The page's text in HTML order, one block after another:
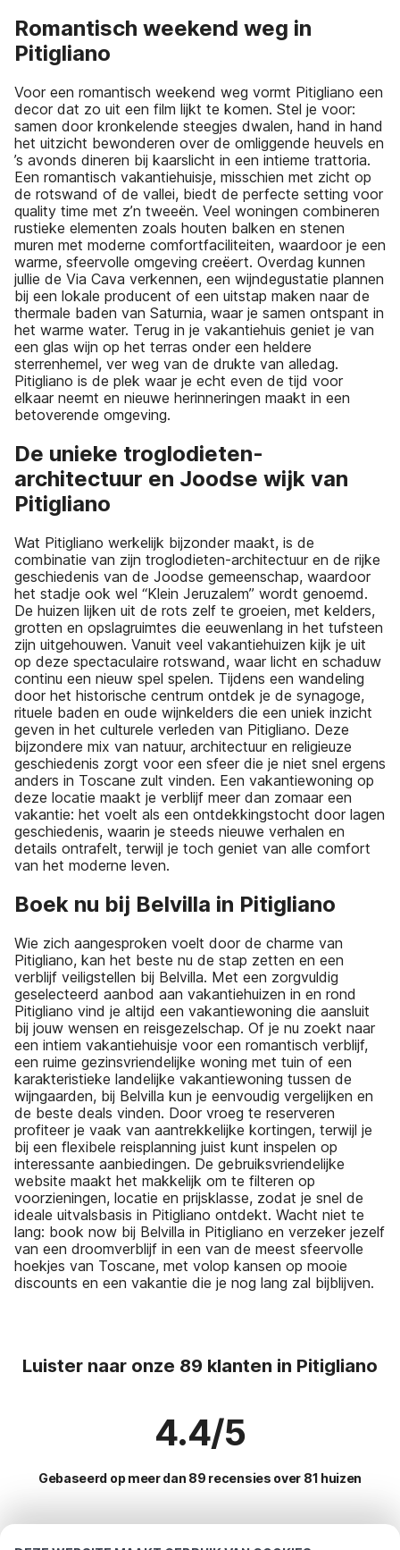
Romantisch weekend weg in
Pitigliano
Voor een romantisch weekend weg vormt Pitigliano een
decor dat zo uit een film lijkt te komen. Stel je voor:
samen door kronkelende steegjes dwalen, hand in hand
het uitzicht bewonderen over de omliggende heuvels en
’s avonds dineren bij kaarslicht in een intieme trattoria.
Een romantisch vakantiehuisje, misschien met zicht op
de rotswand of de vallei, biedt de perfecte setting voor
quality time met z’n tweeën. Veel woningen combineren
rustieke elementen zoals houten balken en stenen
muren met moderne comfortfaciliteiten, waardoor je een
warme, sfeervolle omgeving creëert. Overdag kunnen
jullie de Via Cava verkennen, een wijndegustatie plannen
bij een lokale producent of een uitstap maken naar de
thermale baden van Saturnia, waar je samen ontspant in
het warme water. Terug in je vakantiehuis geniet je van
een glas wijn op het terras onder een heldere
sterrenhemel, ver weg van de drukte van alledag.
Pitigliano is de plek waar je echt even de tijd voor
elkaar neemt en nieuwe herinneringen maakt in een
betoverende omgeving.
De unieke troglodieten-
architectuur en Joodse wijk van
Pitigliano
Wat Pitigliano werkelijk bijzonder maakt, is de
combinatie van zijn troglodieten-architectuur en de rijke
geschiedenis van de Joodse gemeenschap, waardoor
het stadje ook wel “Klein Jeruzalem” wordt genoemd.
De huizen lijken uit de rots zelf te groeien, met kelders,
grotten en opslagruimtes die eeuwenlang in het tufsteen
zijn uitgehouwen. Vanuit veel vakantiehuizen kijk je uit
op deze spectaculaire rotswand, waar licht en schaduw
continu een nieuw spel spelen. Tijdens een wandeling
door het historische centrum ontdek je de synagoge,
rituele baden en oude wijnkelders die een uniek inzicht
geven in het culturele verleden van Pitigliano. Deze
bijzondere mix van natuur, architectuur en religieuze
geschiedenis zorgt voor een sfeer die je niet snel ergens
anders in Toscane zult vinden. Een vakantiewoning op
deze locatie maakt je verblijf meer dan zomaar een
vakantie: het voelt als een ontdekkingstocht door lagen
geschiedenis, waarin je steeds nieuwe verhalen en
details ontrafelt, terwijl je toch geniet van alle comfort
van het moderne leven.
Boek nu bij Belvilla in Pitigliano
Wie zich aangesproken voelt door de charme van
Pitigliano, kan het beste nu de stap zetten en een
verblijf veiligstellen bij Belvilla. Met een zorgvuldig
geselecteerd aanbod aan vakantiehuizen in en rond
Pitigliano vind je altijd een vakantiewoning die aansluit
bij jouw wensen en reisgezelschap. Of je nu zoekt naar
een intiem vakantiehuisje voor een romantisch verblijf,
een ruime gezinsvriendelijke woning met tuin of een
karakteristieke landelijke vakantiewoning tussen de
wijngaarden, bij Belvilla kun je eenvoudig vergelijken en
de beste deals vinden. Door vroeg te reserveren
profiteer je vaak van aantrekkelijke kortingen, terwijl je
bij een flexibele reisplanning juist kunt inspelen op
interessante aanbiedingen. De gebruiksvriendelijke
website maakt het makkelijk om te filteren op
voorzieningen, locatie en prijsklasse, zodat je snel de
ideale uitvalsbasis in Pitigliano ontdekt. Wacht niet te
lang: book now bij Belvilla in Pitigliano en verzeker jezelf
van een droomverblijf in een van de meest sfeervolle
hoekjes van Toscane, met volop kansen op mooie
discounts en een vakantie die je nog lang zal bijblijven.
Luister naar onze 89 klanten in Pitigliano
4.4/5
Gebaseerd op meer dan 89 recensies over 81 huizen